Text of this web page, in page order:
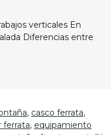
verticales En
Diferencias entre
, casco ferrata,
ferrata, equipamiento